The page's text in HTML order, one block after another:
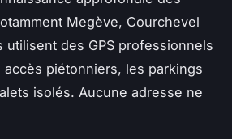
Megève, Courchevel
utilisent des GPS professionnels
piétonniers, les parkings
isolés. Aucune adresse ne